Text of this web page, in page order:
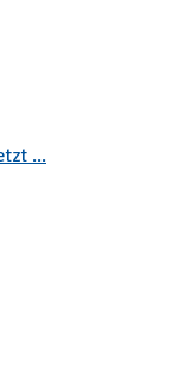
...